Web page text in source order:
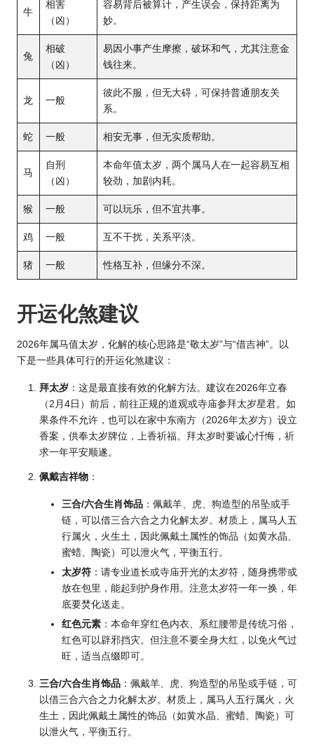
牛
相害
（凶）
容易背后被算计，产生误会，保持距离为
妙。
兔
相破
（凶）
易因小事产生摩擦，破坏和气，尤其注意金
钱往来。
龙 一般
彼此不服，但无大碍，可保持普通朋友关
系。
蛇 一般 相安无事，但无实质帮助。
马
自刑
（凶）
本命年值太岁，两个属马人在一起容易互相
较劲，加剧内耗。
猴 一般 可以玩乐，但不宜共事。
鸡 一般 互不干扰，关系平淡。
猪 一般 性格互补，但缘分不深。
开运化煞建议
2026年属马值太岁，化解的核心思路是“敬太岁”与“借吉神”。以
下是一些具体可行的开运化煞建议：
拜太岁 ：这是最直接有效的化解方法。建议在2026年立春
（2月4日）前后，前往正规的道观或寺庙参拜太岁星君。如
果条件不允许，也可以在家中东南方（2026年太岁方）设立
香案，供奉太岁牌位，上香祈福。拜太岁时要诚心忏悔，祈
求一年平安顺遂。
佩戴吉祥物 ：
三合/六合生肖饰品 ：佩戴羊、虎、狗造型的吊坠或手
链，可以借三合六合之力化解太岁。材质上，属马人五
行属火，火生土，因此佩戴土属性的饰品（如黄水晶、
蜜蜡、陶瓷）可以泄火气，平衡五行。
太岁符 ：请专业道长或寺庙开光的太岁符，随身携带或
放在包里，能起到护身作用。注意太岁符一年一换，年
底要焚化送走。
红色元素 ： 本命年穿红色内衣、系红腰带是传统习俗，
红色可以辟邪挡灾。但注意不要全身大红，以免火气过
旺，适当点缀即可。
三合/六合生肖饰品 ：佩戴羊、虎、狗造型的吊坠或手链，可
以借三合六合之力化解太岁。材质上，属马人五行属火，火
生土，因此佩戴土属性的饰品（如黄水晶、蜜蜡、陶瓷）可
以泄火气，平衡五行。